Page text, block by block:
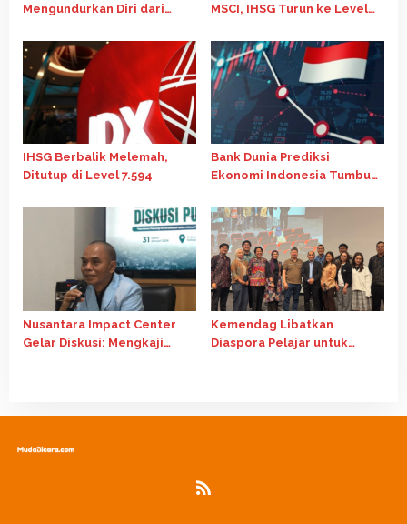
Mengundurkan Diri dari
Damayanti Jadi Pejabat
Sementara
MSCI, IHSG Turun ke Level
IHSG Berbalik Melemah,
Ditutup di Level 7.594
Bank Dunia Prediksi
Ekonomi Indonesia Tumbuh
Target APBN
Nusantara Impact Center
Gelar Diskusi: Mengkaji
Kemendag Libatkan
Diaspora Pelajar untuk